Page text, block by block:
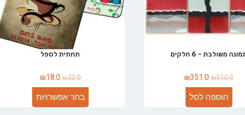
משולבת – 6 חלקים
₪510.0
₪351.0
הוספה לסל
תחתית לספל
₪32.0
₪18.0
בחר אפשרויות